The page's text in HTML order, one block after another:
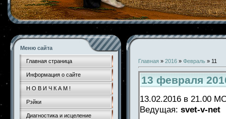
Меню сайта
Главная страница
Информация о сайте
Н О В И Ч К А М !
Рэйки
Диагностика и исцеление
Главная » 2016 » Февраль » 11
13 февраля
13.02.2016 в 21.00
Ведущая: svet-v-